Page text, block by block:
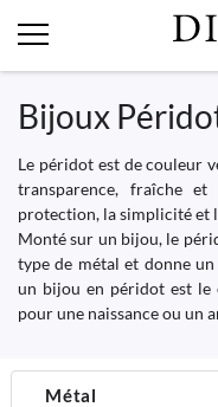
Bijoux
Le péridot est de couleur
transparence, fraîche
protection, la simplicité et
Monté sur un bijou, le
type de métal et donne
un bijou en péridot est le
pour une naissance ou un
Métal